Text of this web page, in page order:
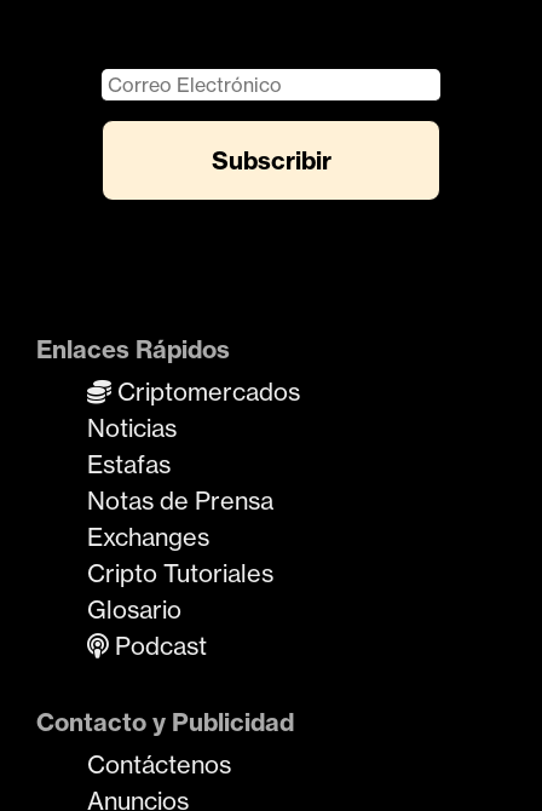
Enlaces Rápidos
Criptomercados
Noticias
Estafas
Notas de Prensa
Exchanges
Cripto Tutoriales
Glosario
Podcast
Contacto y Publicidad
Contáctenos
Anuncios